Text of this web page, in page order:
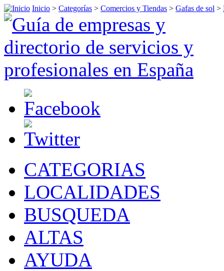
Inicio > Categorías > Comercios y Tiendas > Gafas de sol >
CATEGORIAS
LOCALIDADES
BUSQUEDA
ALTAS
AYUDA